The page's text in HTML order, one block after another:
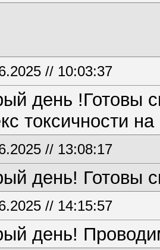
// 10:03:37
день !Готовы
токсичности
// 13:08:17
день! Готовы
// 14:15:57
день!